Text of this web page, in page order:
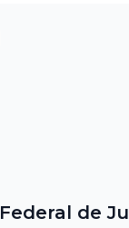
de